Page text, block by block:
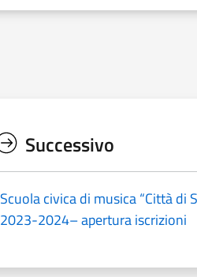
Successivo
Scuola civica di musica “Città di
2023-2024– apertura iscrizioni